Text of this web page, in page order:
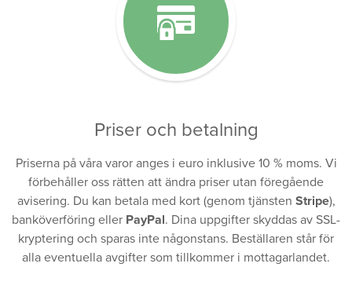
Priser och betalning
Priserna på våra varor anges i euro inklusive 10 % moms. Vi
förbehåller oss rätten att ändra priser utan föregående
avisering. Du kan betala med kort (genom tjänsten Stripe),
banköverföring eller PayPal. Dina uppgifter skyddas av SSL-
kryptering och sparas inte någonstans. Beställaren står för
alla eventuella avgifter som tillkommer i mottagarlandet.